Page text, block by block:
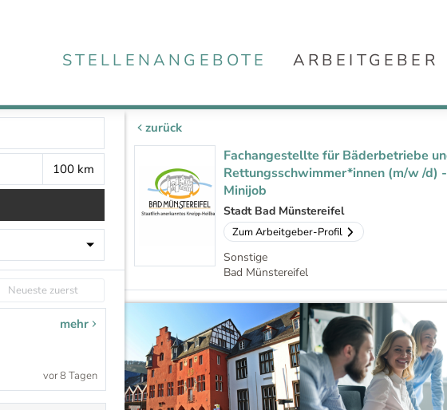
STELLENANGEBOTE ARBEITGEBER
mehr
vor 8 Tagen
zurück
Fachangestellte für Bäderbetriebe
Rettungsschwimmer*innen (m/w /d) -
Minijob
Stadt Bad Münstereifel
Zum Arbeitgeber-Profil
Sonstige
Bad Münstereifel